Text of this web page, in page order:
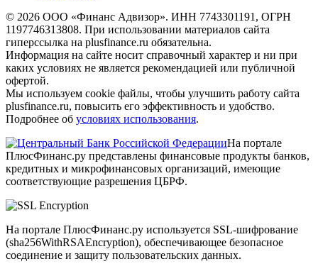
© 2026 ООО «Финанс Адвизор». ИНН 7743301191, ОГРН
1197746313808. При использовании материалов сайта
гиперссылка на plusfinance.ru обязательна.
Информация на сайте носит справочный характер и ни при
каких условиях не является рекомендацией или публичной
офертой.
Мы используем cookie файлы, чтобы улучшить работу сайта
plusfinance.ru, повысить его эффективность и удобство.
Подробнее об условиях использования.
На портале
ПлюсФинанс.ру представлены финансовые продукты банков,
кредитных и микрофинансовых организаций, имеющие
соответствующие разрешения ЦБРФ.
На портале ПлюсФинанс.ру используется SSL-шифрование
(sha256WithRSAEncryption), обеспечивающее безопасное
соединение и защиту пользовательских данных.